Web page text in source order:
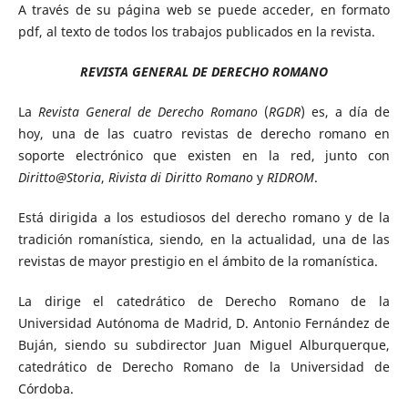
A través de su página web se puede acceder, en formato
pdf, al texto de todos los trabajos publicados en la revista.
REVISTA GENERAL DE DERECHO ROMANO
La Revista General de Derecho Romano (RGDR) es, a día de
hoy, una de las cuatro revistas de derecho romano en
soporte electrónico que existen en la red, junto con
Diritto@Storia, Rivista di Diritto Romanoy RIDROM.
Está dirigida a los estudiosos del derecho romano y de la
tradición romanística, siendo, en la actualidad, una de las
revistas de mayor prestigio en el ámbito de la romanística.
La dirige el catedrático de Derecho Romano de la
Universidad Autónoma de Madrid, D. Antonio Fernández de
Buján, siendo su subdirector Juan Miguel Alburquerque,
catedrático de Derecho Romano de la Universidad de
Córdoba.